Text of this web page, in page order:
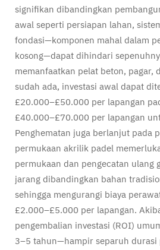
signifikan dibandingkan
awal seperti persiapan lahan,
fondasi—komponen mahal dalam
kosong—dapat dihindari
memanfaatkan pelat beton, pagar,
sudah ada, investasi awal dapat
£20.000–£50.000 per lapangan
£40.000–£70.000 per lapangan
Penghematan juga berlanjut pada
permukaan akrilik padel
permukaan dan pengecatan ulang
jarang dibandingkan bahan
sehingga mengurangi biaya
£2.000–£5.000 per lapangan.
pengembalian investasi (ROI)
3–5 tahun—hampir separuh durasi